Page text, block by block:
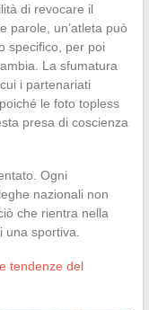
di revocare il
parole, un’atleta può
specifico, per poi
La sfumatura
i partenariati
le foto topless
presa di coscienza
Ogni
nazionali non
che rientra nella
una sportiva.
tendenze del